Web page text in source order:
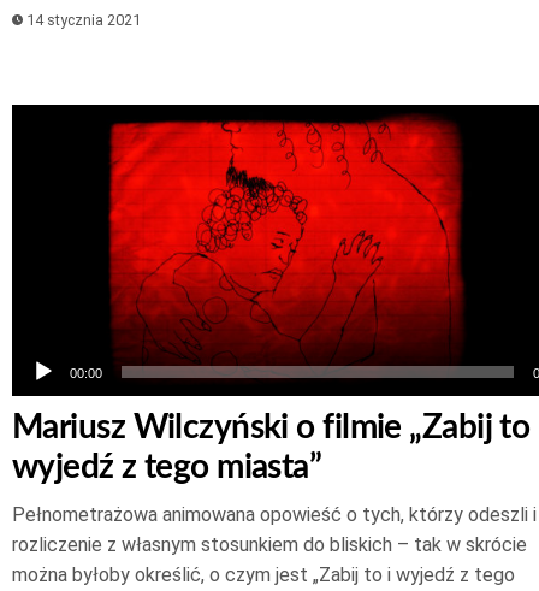
14 stycznia 2021
Odtwarzacz
dźwiękowych
00:00
Mariusz Wilczyński o filmie „Zabij to
wyjedź z tego miasta”
Pełnometrażowa animowana opowieść o tych, którzy odeszli i
rozliczenie z własnym stosunkiem do bliskich – tak w skrócie
można byłoby określić, o czym jest „Zabij to i wyjedź z tego